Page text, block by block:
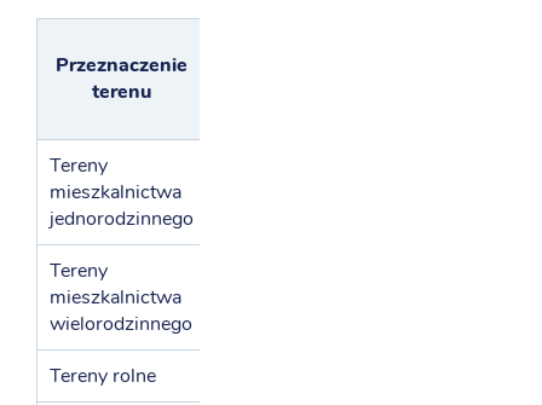
Przeznaczenie
terenu
Tereny
mieszkalnictwa
jednorodzinnego
Tereny
mieszkalnictwa
wielorodzinnego
Tereny rolne